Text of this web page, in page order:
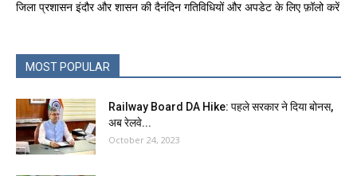
जिला प्रशासन इंदौर और शासन की दैनंदिन गतिविधियों और अपडेट के लिए फ़ॉलो करें
MOST POPULAR
Railway Board DA Hike: पहले सरकार ने द‍िया बोनस,
अब रेलवे...
October 24, 2023